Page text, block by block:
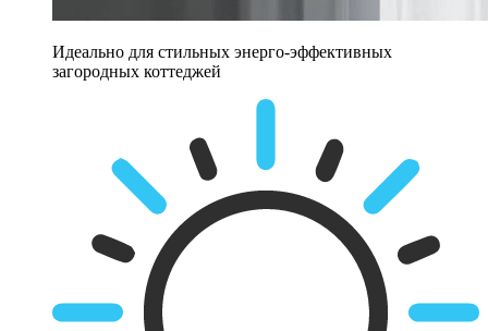
Идеально для стильных энерго-эффективных
загородных коттеджей